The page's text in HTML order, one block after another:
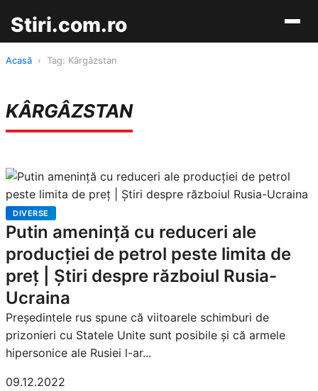
Stiri.com.ro
Acasă › Tag: Kârgâzstan
KÂRGÂZSTAN
DIVERSE
Putin amenință cu reduceri ale
producției de petrol peste limita de
preț | Știri despre războiul Rusia-
Ucraina
Președintele rus spune că viitoarele schimburi de
prizonieri cu Statele Unite sunt posibile și că armele
hipersonice ale Rusiei l-ar...
09.12.2022